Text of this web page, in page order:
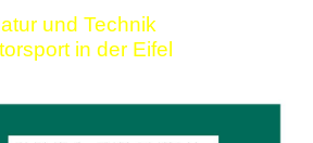
und Technik
in der Eifel